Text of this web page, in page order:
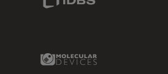
Molecular Devices Link